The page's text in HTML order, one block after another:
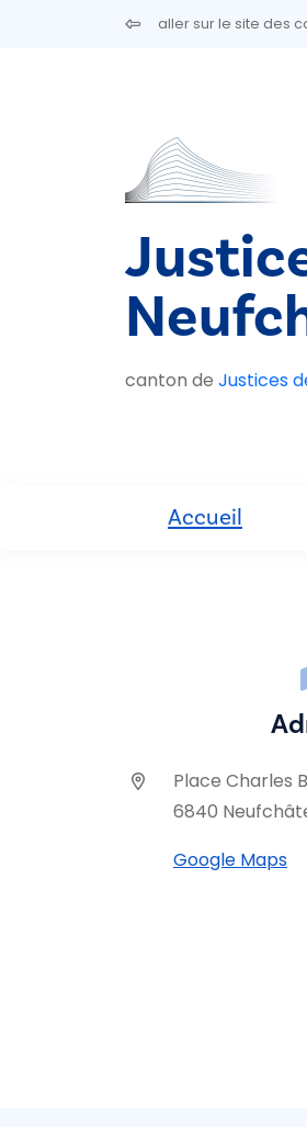
Aller au contenu principalaller sur le site des
canton de Justices
Accueil
Place Charles
6840
Google Maps